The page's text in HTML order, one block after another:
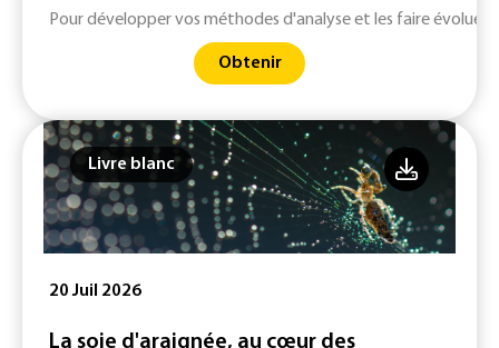
Pour développer vos méthodes d'analyse et les faire évoluer
Obtenir
Livre blanc
20 Juil 2026
La soie d'araignée, au cœur des